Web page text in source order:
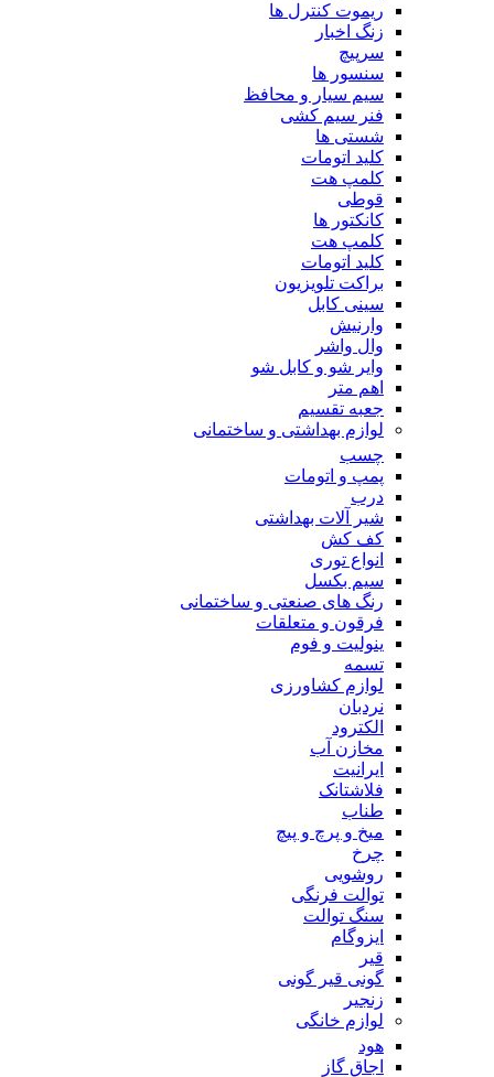
ریموت کنترل ها
زنگ اخبار
سرپیچ
سنسور ها
سیم سیار و محافظ
فنر سیم کشی
شستی ها
کلید اتومات
کلمپ هت
قوطی
کانکتور ها
کلمپ هت
کلید اتومات
براکت تلویزیون
سینی کابل
وارنیش
وال واشر
وایر شو و کابل شو
اهم متر
جعبه تقسیم
لوازم بهداشتی و ساختمانی
چسب
پمپ و اتومات
درب
شیر آلات بهداشتی
کف کش
انواع توری
سیم بکسل
رنگ های صنعتی و ساختمانی
فرقون و متعلقات
ینولیت و فوم
تسمه
لوازم کشاورزی
نردبان
الکترود
مخازن آب
ایرانیت
فلاشتانک
طناب
میخ و پرچ و پیچ
چرخ
روشویی
توالت فرنگی
سنگ توالت
ایزوگام
قیر
گونی قیر گونی
زنجیر
لوازم خانگی
هود
اجاق گاز